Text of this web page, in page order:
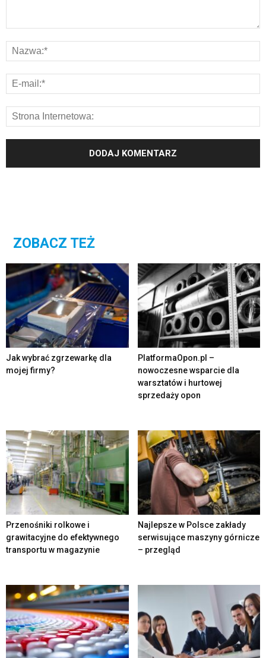
ZOBACZ TEŻ
Jak wybrać zgrzewarkę dla
mojej firmy?
PlatformaOpon.pl –
nowoczesne wsparcie dla
warsztatów i hurtowej
sprzedaży opon
Przenośniki rolkowe i
grawitacyjne do efektywnego
transportu w magazynie
Najlepsze w Polsce zakłady
serwisujące maszyny górnicze
– przegląd